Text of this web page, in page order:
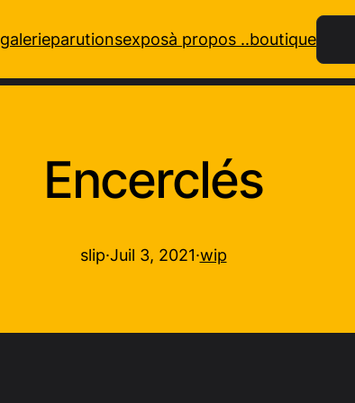
galerieparutionsexposà propos ..boutique
Encerclés
slip·Juil 3, 2021·wip